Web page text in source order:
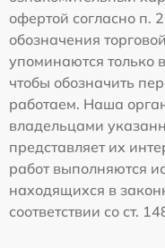
офертой согласно п.
обозначения
упоминаются
чтобы обозначить
работаем. Наша
владельцами
представляет их
работ выполняются
находящихся в
соответствии со ст.